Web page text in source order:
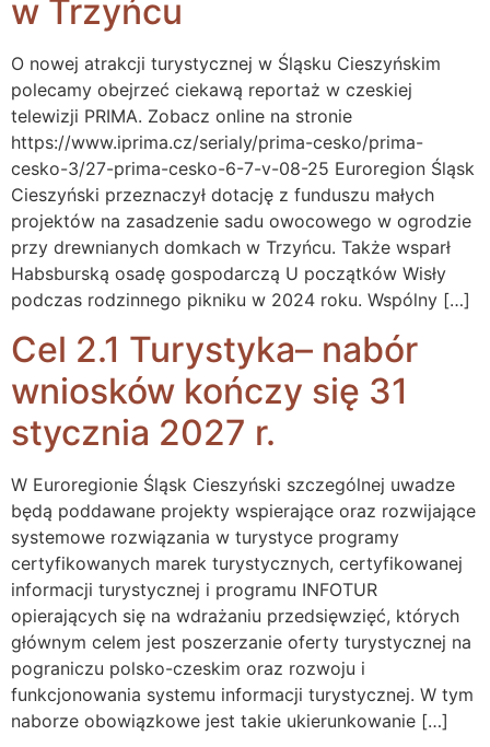
w Trzyńcu
O nowej atrakcji turystycznej w Śląsku Cieszyńskim
polecamy obejrzeć ciekawą reportaż w czeskiej
telewizji PRIMA. Zobacz online na stronie
https://www.iprima.cz/serialy/prima-cesko/prima-
cesko-3/27-prima-cesko-6-7-v-08-25 Euroregion Śląsk
Cieszyński przeznaczył dotację z funduszu małych
projektów na zasadzenie sadu owocowego w ogrodzie
przy drewnianych domkach w Trzyńcu. Także wsparł
Habsburską osadę gospodarczą U początków Wisły
podczas rodzinnego pikniku w 2024 roku. Wspólny […]
Cel 2.1 Turystyka– nabór
wniosków kończy się 31
stycznia 2027 r.
W Euroregionie Śląsk Cieszyński szczególnej uwadze
będą poddawane projekty wspierające oraz rozwijające
systemowe rozwiązania w turystyce programy
certyfikowanych marek turystycznych, certyfikowanej
informacji turystycznej i programu INFOTUR
opierających się na wdrażaniu przedsięwzięć, których
głównym celem jest poszerzanie oferty turystycznej na
pograniczu polsko-czeskim oraz rozwoju i
funkcjonowania systemu informacji turystycznej. W tym
naborze obowiązkowe jest takie ukierunkowanie […]